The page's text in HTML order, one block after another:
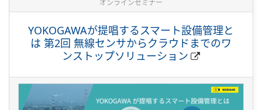
オンラインセミナー
YOKOGAWAが提唱するスマート設備管理と
は 第2回 無線センサからクラウドまでのワ
ンストップソリューション